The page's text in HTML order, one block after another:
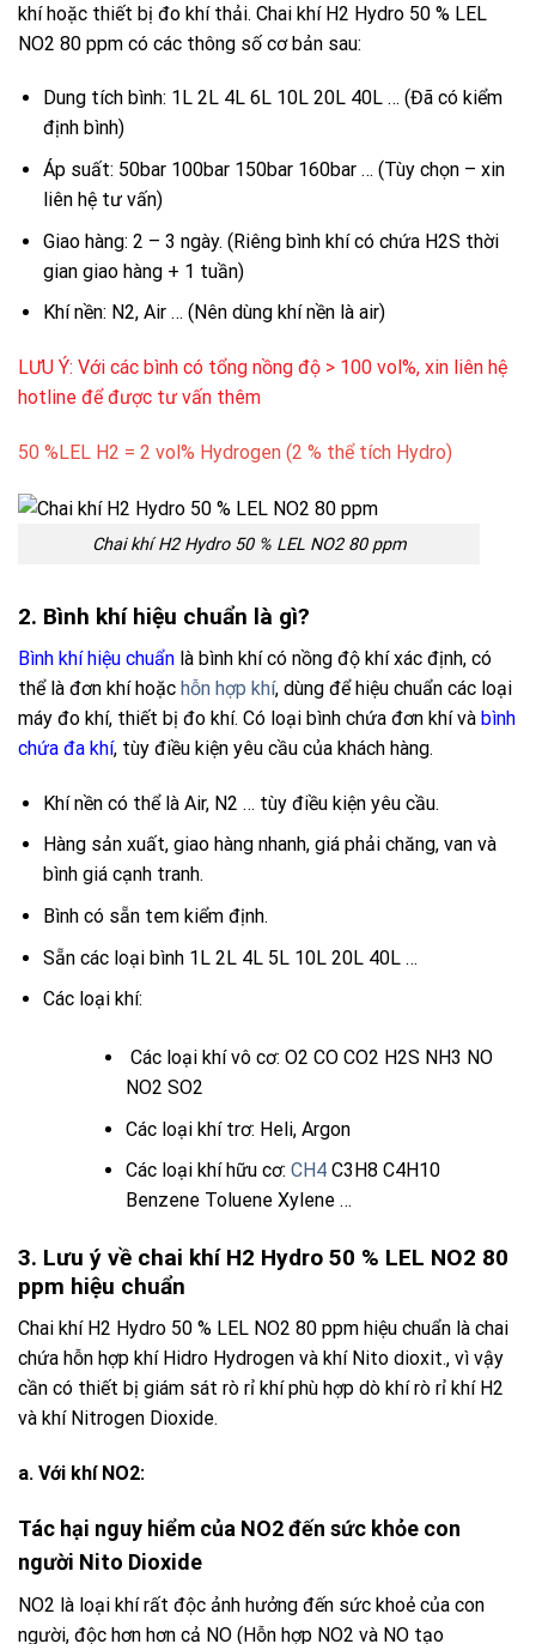
khí hoặc thiết bị đo khí thải. Chai khí H2 Hydro 50 % LEL
NO2 80 ppm có các thông số cơ bản sau:
Dung tích bình: 1L 2L 4L 6L 10L 20L 40L … (Đã có kiểm
định bình)
Áp suất: 50bar 100bar 150bar 160bar … (Tùy chọn – xin
liên hệ tư vấn)
Giao hàng: 2 – 3 ngày. (Riêng bình khí có chứa H2S thời
gian giao hàng + 1 tuần)
Khí nền: N2, Air … (Nên dùng khí nền là air)
LƯU Ý: Với các bình có tổng nồng độ > 100 vol%, xin liên hệ
hotline để được tư vấn thêm
50 %LEL H2 = 2 vol% Hydrogen (2 % thể tích Hydro)
Chai khí H2 Hydro 50 % LEL NO2 80 ppm
2. Bình khí hiệu chuẩn là gì?
Bình khí hiệu chuẩn là bình khí có nồng độ khí xác định, có
thể là đơn khí hoặc hỗn hợp khí, dùng để hiệu chuẩn các loại
máy đo khí, thiết bị đo khí. Có loại bình chứa đơn khí và bình
chứa đa khí, tùy điều kiện yêu cầu của khách hàng.
Khí nền có thể là Air, N2 … tùy điều kiện yêu cầu.
Hàng sản xuất, giao hàng nhanh, giá phải chăng, van và
bình giá cạnh tranh.
Bình có sẵn tem kiểm định.
Sẵn các loại bình 1L 2L 4L 5L 10L 20L 40L …
Các loại khí:
Các loại khí vô cơ: O2 CO CO2 H2S NH3 NO
NO2 SO2
Các loại khí trơ: Heli, Argon
Các loại khí hữu cơ: CH4C3H8 C4H10
Benzene Toluene Xylene …
3. Lưu ý về chai khí H2 Hydro 50 % LEL NO2 80
ppm hiệu chuẩn
Chai khí H2 Hydro 50 % LEL NO2 80 ppm hiệu chuẩn là chai
chứa hỗn hợp khí Hidro Hydrogen và khí Nito dioxit., vì vậy
cần có thiết bị giám sát rò rỉ khíphù hợp dò khírò rỉ khí H2
và khí Nitrogen Dioxide.
a. Với khí NO2:
Tác hại nguy hiểm của NO2đến sức khỏe con
người Nito Dioxide
NO2 là loại khí rất độc ảnh hưởng đến sức khoẻ của con
người, độc hơn hơn cả NO (Hỗn hợp NO2 và NO tạo